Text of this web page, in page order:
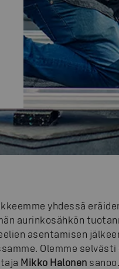
yhdessä
aurinkosähkön
asentamisen
Olemme
Mikko Halonen sanoo.